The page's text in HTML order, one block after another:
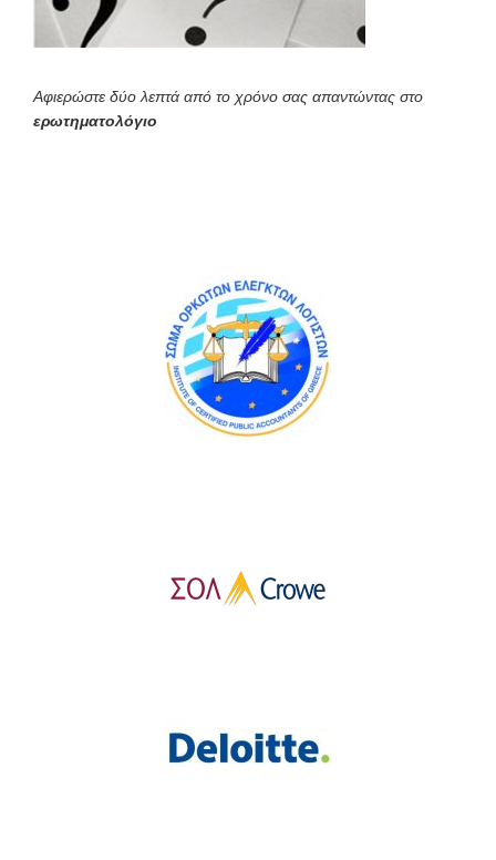
Αφιερώστε δύο λεπτά από το χρόνο σας απαντώντας στο
ερωτηματολόγιο